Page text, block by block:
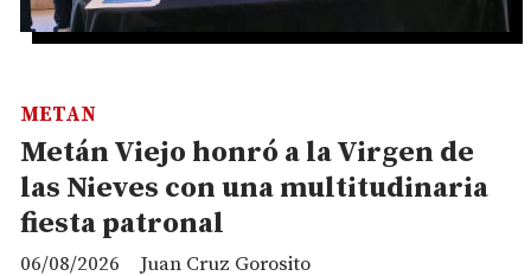
Metán Viejo honró a la Virgen de
las Nieves con una multitudinaria
fiesta patronal
Juan Cruz Gorosito
METAN
06/08/2026